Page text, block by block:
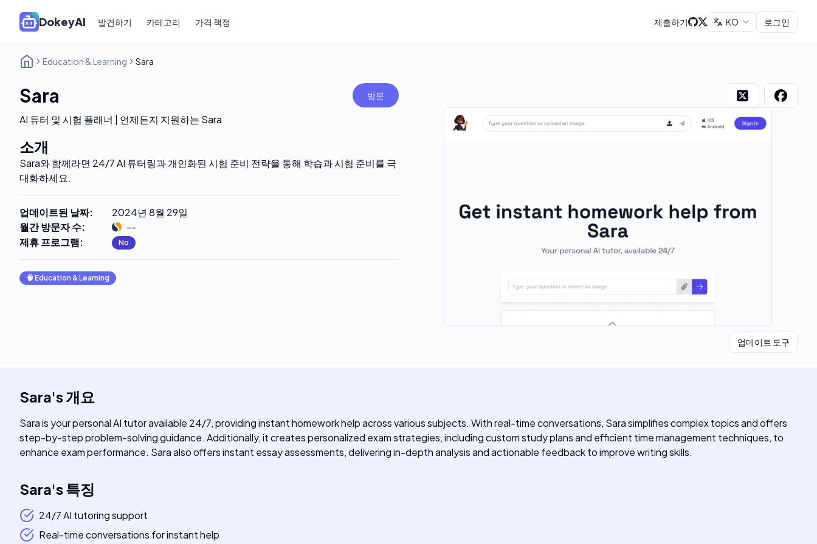
DokeyAI 발견하기 카테고리 가격 책정 제출하기 KO 로그인
Education & Learning Sara
Sara 방문
AI 튜터 및 시험 플래너 | 언제든지 지원하는 Sara
소개
Sara와 함께라면 24/7 AI 튜터링과 개인화된 시험 준비 전략을 통해 학습과 시험 준비를 극
대화하세요.
업데이트된 날짜:
2024년 8월 29일
월간 방문자 수:
--
제휴 프로그램: No
🧠 Education & Learning
업데이트 도구
Sara's개요
Sara is your personal AI tutor available 24/7, providing instant homework help across various subjects. With real-time conversations, Sara simplifies complex topics and offers
step-by-step problem-solving guidance. Additionally, it creates personalized exam strategies, including custom study plans and efficient time management techniques, to
enhance exam performance. Sara also offers instant essay assessments, delivering in-depth analysis and actionable feedback to improve writing skills.
Sara's특징
24/7 AI tutoring support
Real-time conversations for instant help